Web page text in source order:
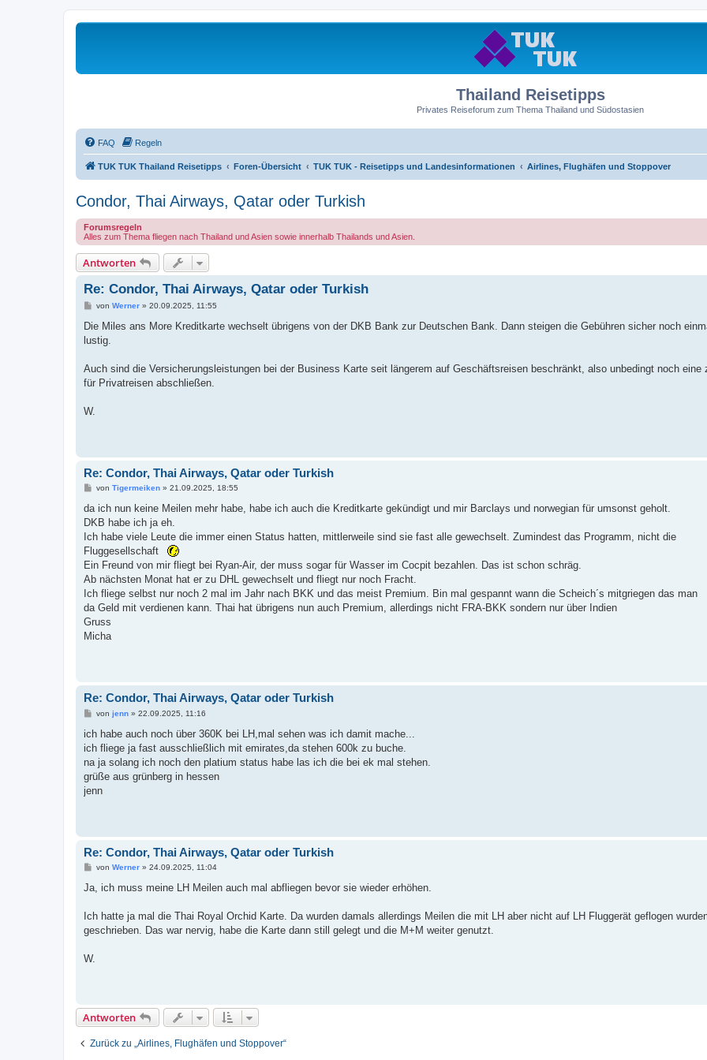
Thailand Reisetipps
Privates Reiseforum zum Thema Thailand und Südostasien
FAQ Regeln
TUK TUK Thailand Reisetipps Foren-Übersicht TUK TUK - Reisetipps und Landesinformationen Airlines, Flughäfen und Stoppover
Condor, Thai Airways, Qatar oder Turkish
Forumsregeln
Alles zum Thema fliegen nach Thailand und Asien sowie innerhalb Thailands und Asien.
Antworten
Re: Condor, Thai Airways, Qatar oder Turkish
B
i
r
von Werner» 20.09.2025, 11:55
Die Miles ans More Kreditkarte wechselt übrigens von der DKB Bank zur Deutschen Bank. Dann steigen die Gebühren sicher noch
lustig.
Auch sind die Versicherungsleistungen bei der Business Karte seit längerem auf Geschäftsreisen beschränkt, also unbedingt noch eine
für Privatreisen abschließen.
W.
Re: Condor, Thai Airways, Qatar oder Turkish
B
i
r
a
von Tigermeiken» 21.09.2025, 18:55
da ich nun keine Meilen mehr habe, habe ich auch die Kreditkarte gekündigt und mir Barclays und norwegian für umsonst geholt.
DKB habe ich ja eh.
Ich habe viele Leute die immer einen Status hatten, mittlerweile sind sie fast alle gewechselt. Zumindest das Programm, nicht die
Fluggesellschaft
Ein Freund von mir fliegt bei Ryan-Air, der muss sogar für Wasser im Cocpit bezahlen. Das ist schon schräg.
Ab nächsten Monat hat er zu DHL gewechselt und fliegt nur noch Fracht.
Ich fliege selbst nur noch 2 mal im Jahr nach BKK und das meist Premium. Bin mal gespannt wann die Scheich´s mitgriegen das man
da Geld mit verdienen kann. Thai hat übrigens nun auch Premium, allerdings nicht FRA-BKK sondern nur über Indien
Gruss
Micha
Re: Condor, Thai Airways, Qatar oder Turkish
B
i
r
a
g
von jenn» 22.09.2025, 11:16
ich habe auch noch über 360K bei LH,mal sehen was ich damit mache...
ich fliege ja fast ausschließlich mit emirates,da stehen 600k zu buche.
na ja solang ich noch den platium status habe las ich die bei ek mal stehen.
grüße aus grünberg in hessen
jenn
Re: Condor, Thai Airways, Qatar oder Turkish
B
i
a
von Werner» 24.09.2025, 11:04
Ja, ich muss meine LH Meilen auch mal abfliegen bevor sie wieder erhöhen.
Ich hatte ja mal die Thai Royal Orchid Karte. Da wurden damals allerdings Meilen die mit LH aber nicht auf LH Fluggerät geflogen
geschrieben. Das war nervig, habe die Karte dann still gelegt und die M+M weiter genutzt.
W.
Antworten
Zurück zu „Airlines, Flughäfen und Stoppover“